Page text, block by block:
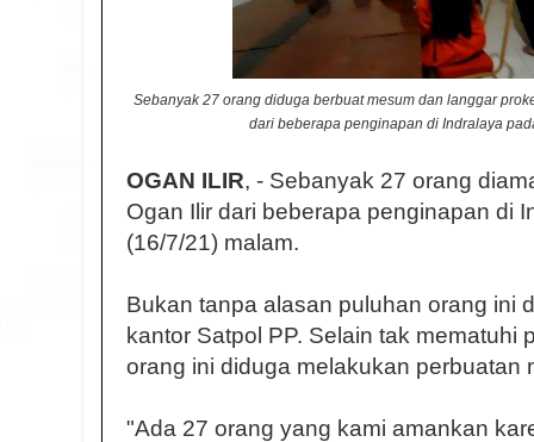
Sebanyak 27 orang diduga berbuat mesum dan langgar
dari beberapa penginapan di Indralaya
OGAN ILIR, - Sebanyak 27 orang
Ogan Ilir dari beberapa penginapan di
(16/7/21) malam.
Bukan tanpa alasan puluhan orang ini
kantor Satpol PP. Selain tak mematuhi
orang ini diduga melakukan perbuatan
"Ada 27 orang yang kami amankan